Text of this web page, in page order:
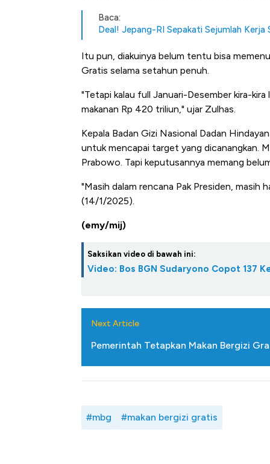
Baca:
Deal! Jepang-RI Sepakati Sejumlah
Itu pun, diakuinya belum tentu bisa
Gratis selama setahun penuh.
"Tetapi kalau full Januari-Desember kira-
makanan Rp 420 triliun," ujar Zulhas.
Kepala Badan Gizi Nasional Dadan
untuk mencapai target yang dicanangkan.
Prabowo. Tapi keputusannya memang
"Masih dalam rencana Pak Presiden, masih
(14/1/2025).
(emy/mij)
Saksikan video di bawah ini:
Video: Bos BGN Sudaryono Copot 137
Next Article
Pemerintah Tetapkan Makan Bergizi
#mbg #makan bergizi gratis